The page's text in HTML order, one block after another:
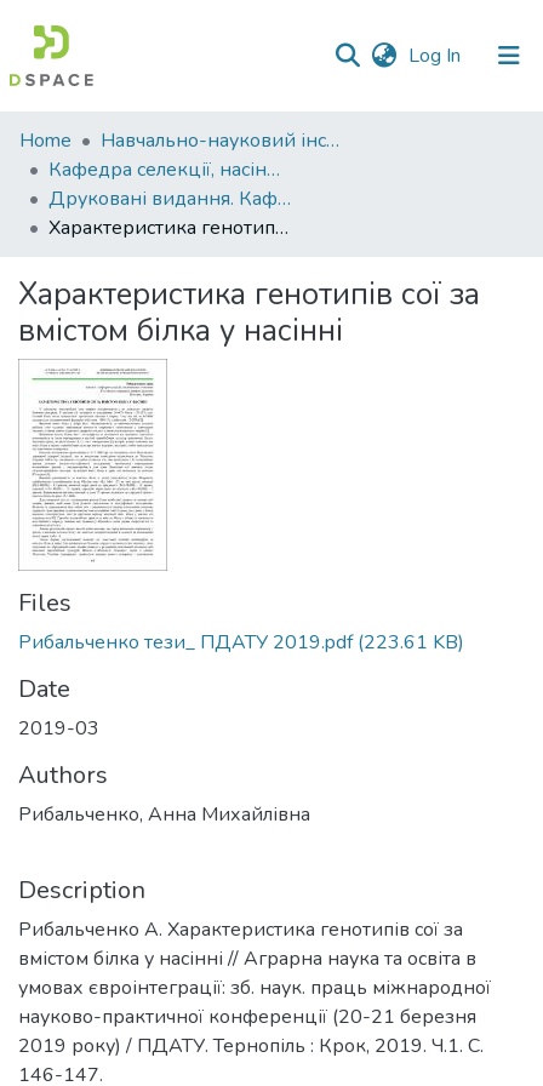
Log In (current)
Communities
&
Collections
All of DSpace
Statistics
Home
Навчально-науковий інститут агротехнологій, селекції та екології
Кафедра селекції, насінництва і генетики
Друковані видання. Кафедра селекції, насінництва і генетики
Характеристика генотипів сої за вмістом білка у насінні
Характеристика генотипів сої за
вмістом білка у насінні
Files
Рибальченко тези_ ПДАТУ 2019.pdf(223.61 KB)
Date
2019-03
Authors
Рибальченко, Анна Михайлівна
Description
Рибальченко А. Характеристика генотипів сої за
вмістом білка у насінні // Аграрна наука та освіта в
умовах євроінтеграції: зб. наук. праць міжнародної
науково-практичної конференції (20-21 березня
2019 року) / ПДАТУ. Тернопіль : Крок, 2019. Ч.1. С.
146-147.